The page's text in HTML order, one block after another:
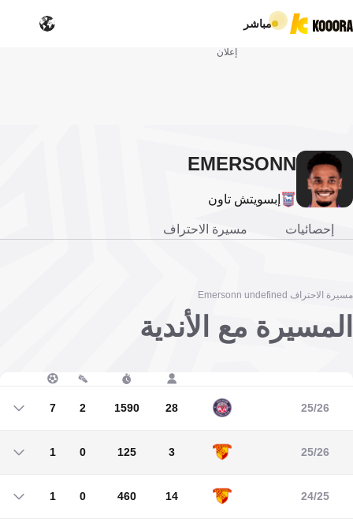
مباشر
إعلان
EMERSONN
إبسويتش تاون
إحصائيات مسيرة الاحتراف
مسيرة الاحتراف Emersonn undefined
المسيرة مع الأندية
25/26
28
1590
2
7
25/26
3
125
0
1
24/25
14
460
0
1